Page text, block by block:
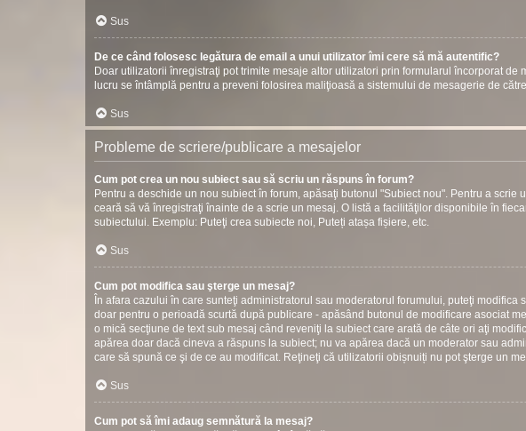
Sus
De ce când folosesc legătura de email a unui utilizator îmi cere să mă autentific?
Doar utilizatorii înregistraţi pot trimite mesaje altor utilizatori prin formularul încorporat
lucru se întâmplă pentru a preveni folosirea maliţioasă a sistemului de mesagerie de
Sus
Probleme de scriere/publicare a mesajelor
Cum pot crea un nou subiect sau să scriu un răspuns în forum?
Pentru a deschide un nou subiect în forum, apăsaţi butonul "Subiect nou". Pentru a
ceară să vă înregistraţi înainte de a scrie un mesaj. O listă a facilităţilor disponibile în
subiectului. Exemplu: Puteţi crea subiecte noi, Puteți atașa fișiere, etc.
Sus
Cum pot modifica sau şterge un mesaj?
În afara cazului în care sunteţi administratorul sau moderatorul forumului, puteţi
doar pentru o perioadă scurtă după publicare - apăsând butonul de modificare asociat
o mică secţiune de text sub mesaj când reveniţi la subiect care arată de câte ori aţi
apărea doar dacă cineva a răspuns la subiect; nu va apărea dacă un moderator sau
care să spună ce şi de ce au modificat. Reţineţi că utilizatorii obișnuiți nu pot şterge un
Sus
Cum pot să îmi adaug semnătură la mesaj?